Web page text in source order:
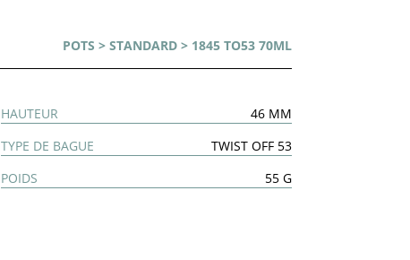
POTS > STANDARD > 1845 TO53 70ML
HAUTEUR
46 MM
TYPE DE BAGUE
TWIST OFF 53
POIDS 55 G